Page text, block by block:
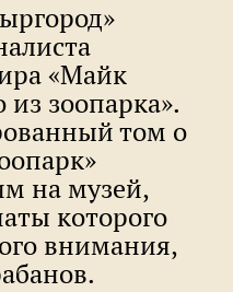
«Майк
зоопарка».
том о
на музей,
которого
внимания,